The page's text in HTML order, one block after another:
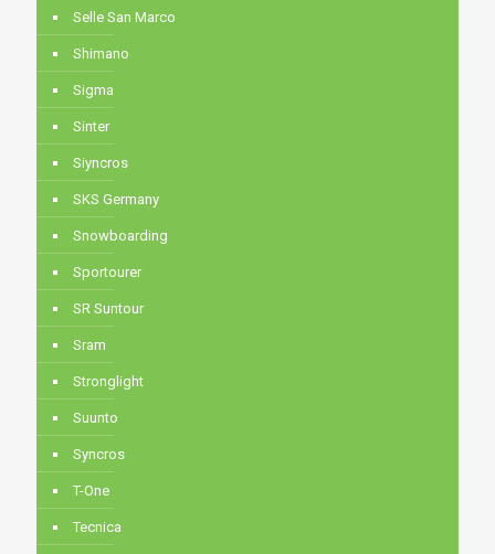
Selle San Marco
Shimano
Sigma
Sinter
Siyncros
SKS Germany
Snowboarding
Sportourer
SR Suntour
Sram
Stronglight
Suunto
Syncros
T-One
Tecnica